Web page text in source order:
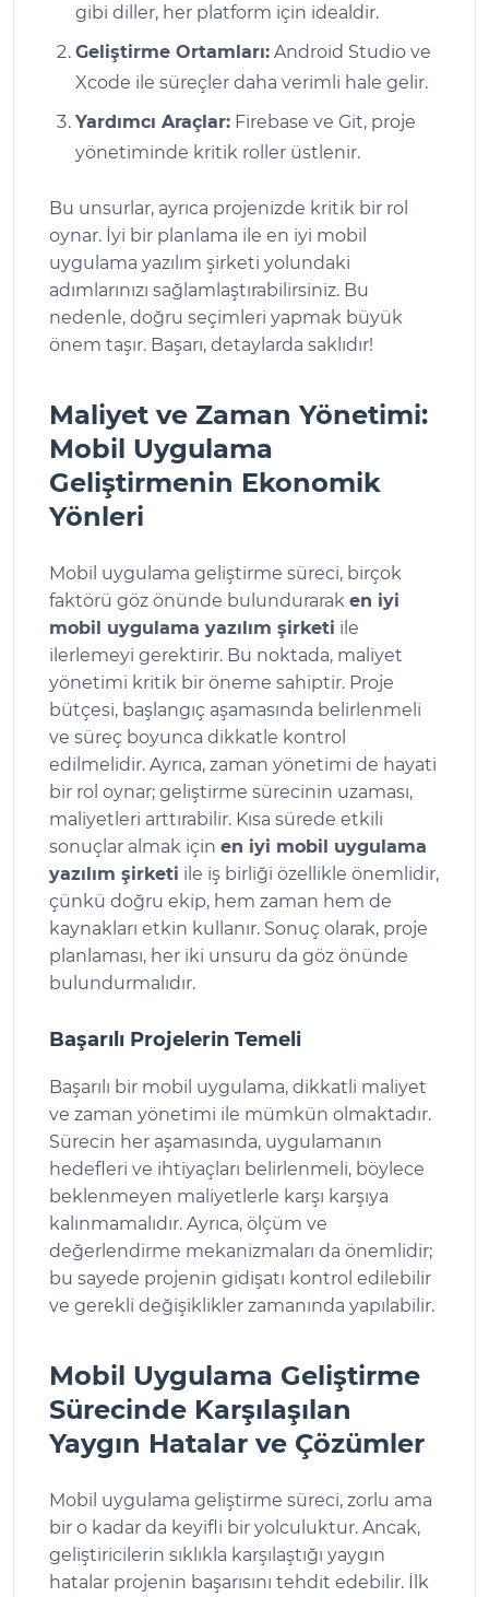
gibi diller, her platform için idealdir.
Geliştirme Ortamları: Android Studio ve
Xcode ile süreçler daha verimli hale gelir.
Yardımcı Araçlar: Firebase ve Git, proje
yönetiminde kritik roller üstlenir.
Bu unsurlar, ayrıca projenizde kritik bir rol
oynar. İyi bir planlama ile en iyi mobil
uygulama yazılım şirketi yolundaki
adımlarınızı sağlamlaştırabilirsiniz. Bu
nedenle, doğru seçimleri yapmak büyük
önem taşır. Başarı, detaylarda saklıdır!
Maliyet ve Zaman Yönetimi:
Mobil Uygulama
Geliştirmenin Ekonomik
Yönleri
Mobil uygulama geliştirme süreci, birçok
faktörü göz önünde bulundurarak en iyi
mobil uygulama yazılım şirketi ile
ilerlemeyi gerektirir. Bu noktada, maliyet
yönetimi kritik bir öneme sahiptir. Proje
bütçesi, başlangıç aşamasında belirlenmeli
ve süreç boyunca dikkatle kontrol
edilmelidir. Ayrıca, zaman yönetimi de hayati
bir rol oynar; geliştirme sürecinin uzaması,
maliyetleri arttırabilir. Kısa sürede etkili
sonuçlar almak için en iyi mobil uygulama
yazılım şirketi ile iş birliği özellikle önemlidir,
çünkü doğru ekip, hem zaman hem de
kaynakları etkin kullanır. Sonuç olarak, proje
planlaması, her iki unsuru da göz önünde
bulundurmalıdır.
Başarılı Projelerin Temeli
Başarılı bir mobil uygulama, dikkatli maliyet
ve zaman yönetimi ile mümkün olmaktadır.
Sürecin her aşamasında, uygulamanın
hedefleri ve ihtiyaçları belirlenmeli, böylece
beklenmeyen maliyetlerle karşı karşıya
kalınmamalıdır. Ayrıca, ölçüm ve
değerlendirme mekanizmaları da önemlidir;
bu sayede projenin gidişatı kontrol edilebilir
ve gerekli değişiklikler zamanında yapılabilir.
Mobil Uygulama Geliştirme
Sürecinde Karşılaşılan
Yaygın Hatalar ve Çözümler
Mobil uygulama geliştirme süreci, zorlu ama
bir o kadar da keyifli bir yolculuktur. Ancak,
geliştiricilerin sıklıkla karşılaştığı yaygın
hatalar projenin başarısını tehdit edebilir. İlk